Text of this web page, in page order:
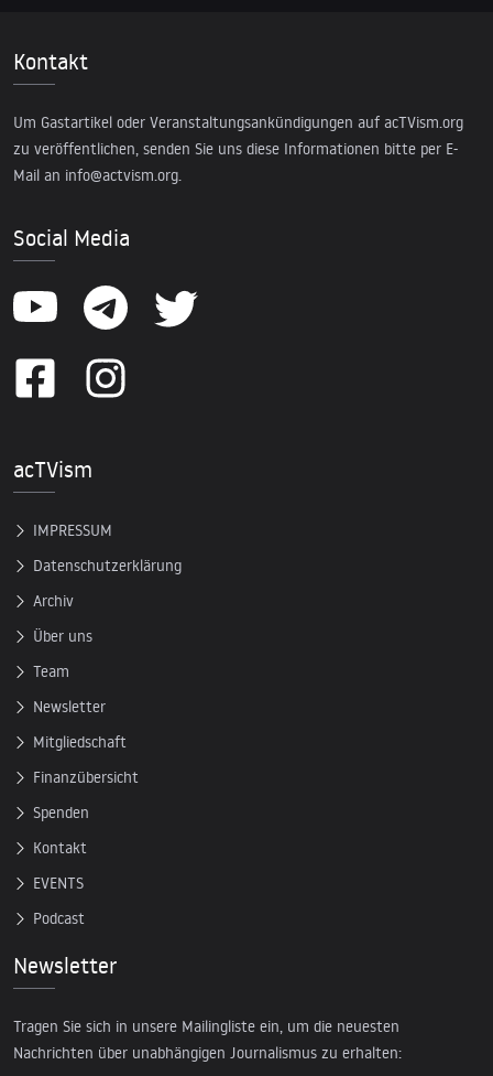
Kontakt
Um Gastartikel oder Veranstaltungsankündigungen auf acTVism.org
zu veröffentlichen, senden Sie uns diese Informationen bitte per E-
Mail an info@actvism.org.
Social Media
acTVism
IMPRESSUM
Datenschutzerklärung
Archiv
Über uns
Team
Newsletter
Mitgliedschaft
Finanzübersicht
Spenden
Kontakt
EVENTS
Podcast
Newsletter
Tragen Sie sich in unsere Mailingliste ein, um die neuesten
Nachrichten über unabhängigen Journalismus zu erhalten: